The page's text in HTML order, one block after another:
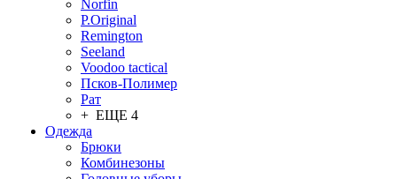
Norfin
P.Original
Remington
Seeland
Voodoo tactical
Псков-Полимер
Рат
+ ЕЩЕ 4
Одежда
Брюки
Комбинезоны